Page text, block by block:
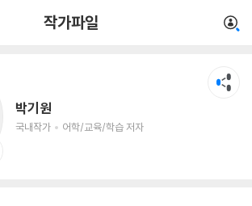
작가파일
박기원
국내작가 어학/교육/학습 저자
어학/교육/학습 저자